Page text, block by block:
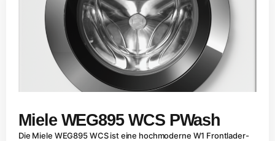
Miele WEG895 WCS PWash
Die Miele WEG895 WCS ist eine hochmoderne W1 Frontlader-